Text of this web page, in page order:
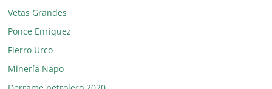
Vetas Grandes
Ponce Enríquez
Fierro Urco
Minería Napo